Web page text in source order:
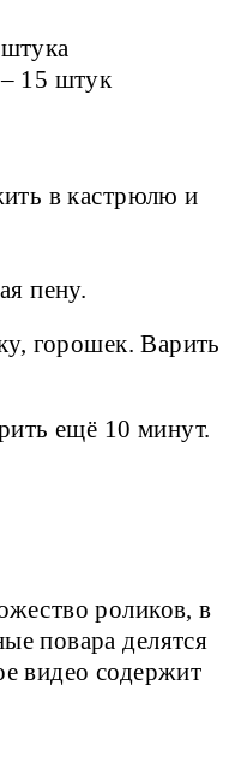
15 штук
в кастрюлю и
пену.
горошек. Варить
ещё 10 минут.
роликов, в
повара делятся
видео содержит